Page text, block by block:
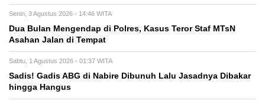
Senin, 3 Agustus 2026 - 14:46 WITA
Dua Bulan Mengendap di Polres, Kasus Teror Staf MTsN
Asahan Jalan di Tempat
Sabtu, 1 Agustus 2026 - 01:37 WITA
Sadis! Gadis ABG di Nabire Dibunuh Lalu Jasadnya Dibakar
hingga Hangus